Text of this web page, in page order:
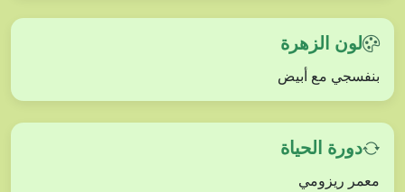
لون الزهرة
بنفسجي مع أبيض
دورة الحياة
معمر ريزومي